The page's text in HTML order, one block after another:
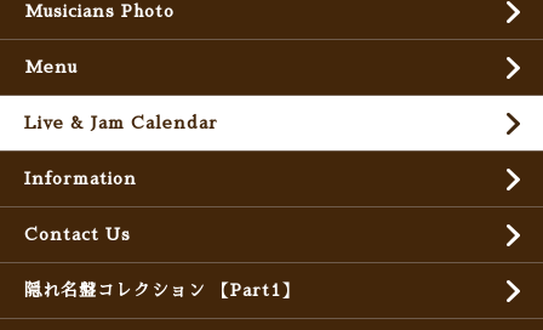
Musicians Photo
Menu
Live & Jam Calendar
Information
Contact Us
隠れ名盤コレクション 【Part1】